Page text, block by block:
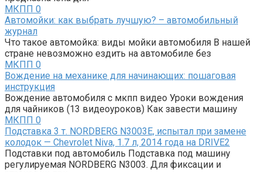
МКПП 0
Автомойки: как выбрать лучшую? – автомобильный
журнал
Что такое автомойка: виды мойки автомобиля В нашей
стране невозможно ездить на автомобиле без
МКПП 0
Вождение на механике для начинающих: пошаговая
инструкция
Вождение автомобиля с мкпп видео Уроки вождения
для чайников (13 видеоуроков) Как завести машину
МКПП 0
Подставка 3 т. NORDBERG N3003E, испытал при замене
колодок — Chevrolet Niva, 1.7 л, 2014 года на DRIVE2
Подставки под автомобиль Подставка под машину
регулируемая NORDBERG N3003. Для фиксации и